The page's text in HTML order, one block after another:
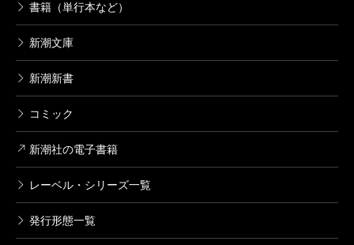
書籍（単行本など）
新潮文庫
新潮新書
コミック
新潮社の電子書籍
レーベル・シリーズ一覧
発行形態一覧